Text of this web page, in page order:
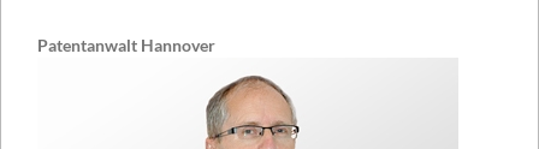
Patentanwalt Hannover